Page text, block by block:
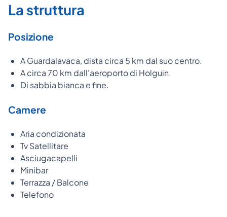
La struttura
Posizione
A Guardalavaca, dista circa 5 km dal suo centro.
A circa 70 km dall'aeroporto di Holguin.
Di sabbia bianca e fine.
Camere
Aria condizionata
Tv Satellitare
Asciugacapelli
Minibar
Terrazza / Balcone
Telefono